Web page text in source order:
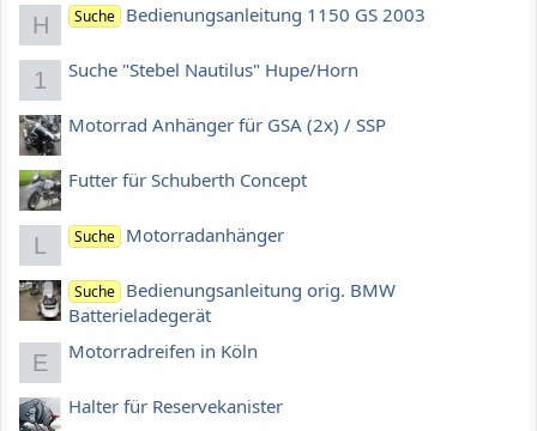
H Suche Bedienungsanleitung 1150 GS 2003
1 Suche "Stebel Nautilus" Hupe/Horn
Motorrad Anhänger für GSA (2x) / SSP
Futter für Schuberth Concept
L Suche Motorradanhänger
Suche Bedienungsanleitung orig. BMW
Batterieladegerät
E Motorradreifen in Köln
Halter für Reservekanister